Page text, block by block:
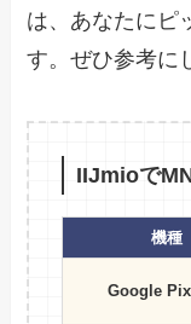
は、あなたにピ
す。ぜひ参考に
IIJmioで
機種
Google